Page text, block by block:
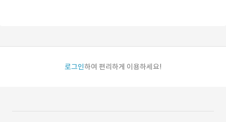
로그인하여 편리하게 이용하세요!